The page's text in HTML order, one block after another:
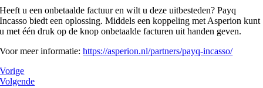
Heeft u een onbetaalde factuur en wilt u deze uitbesteden? Payq
Incasso biedt een oplossing. Middels een koppeling met Asperion kunt
u met één druk op de knop onbetaalde facturen uit handen geven.
Voor meer informatie:https://asperion.nl/partners/payq-incasso/
Vorige
Volgende